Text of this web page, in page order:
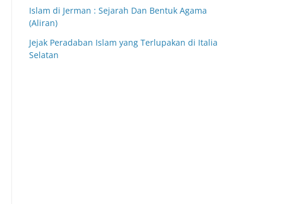
Islam di Jerman : Sejarah Dan Bentuk Agama
(Aliran)
Jejak Peradaban Islam yang Terlupakan di Italia
Selatan